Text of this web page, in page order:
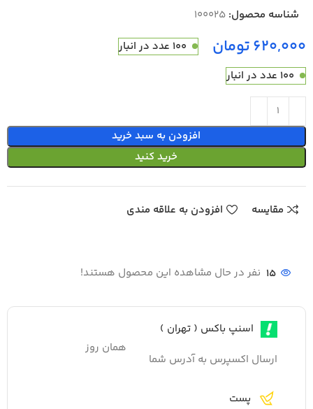
شناسه محصول:100025
تومان
100 عدد در انبار
100 عدد در انبار
افزودن به سبد خرید
خرید کنید
مقایسه افزودن به علاقه مندی
15 نفر در حال مشاهده این محصول هستند!
اسنپ باکس ( تهران )
ارسال اکسپرس به آدرس شما
همان روز
پست